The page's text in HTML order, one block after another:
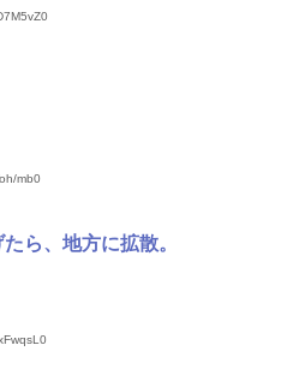
mb0
ら、地方に拡散。